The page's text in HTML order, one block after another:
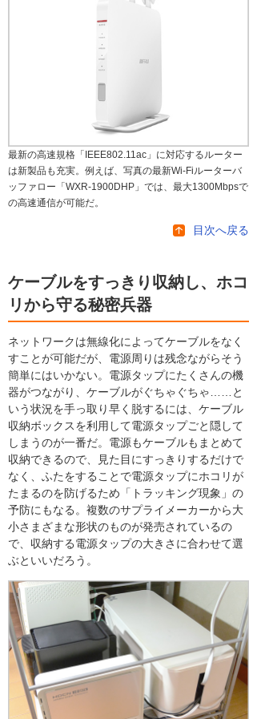
最新の高速規格「IEEE802.11ac」に対応するルーター
は新製品も充実。例えば、写真の最新Wi-Fiルーターバ
ッファロー「WXR-1900DHP」では、最大1300Mbpsで
の高速通信が可能だ。
目次へ戻る
ケーブルをすっきり収納し、ホコ
リから守る秘密兵器
ネットワークは無線化によってケーブルをなく
すことが可能だが、電源周りは残念ながらそう
簡単にはいかない。電源タップにたくさんの機
器がつながり、ケーブルがぐちゃぐちゃ……と
いう状況を手っ取り早く脱するには、ケーブル
収納ボックスを利用して電源タップごと隠して
しまうのが一番だ。電源もケーブルもまとめて
収納できるので、見た目にすっきりするだけで
なく、ふたをすることで電源タップにホコリが
たまるのを防げるため「トラッキング現象」の
予防にもなる。複数のサプライメーカーから大
小さまざまな形状のものが発売されているの
で、収納する電源タップの大きさに合わせて選
ぶといいだろう。